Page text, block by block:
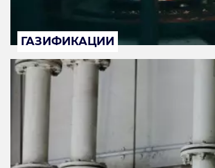
ГАЗИФИКАЦИИ